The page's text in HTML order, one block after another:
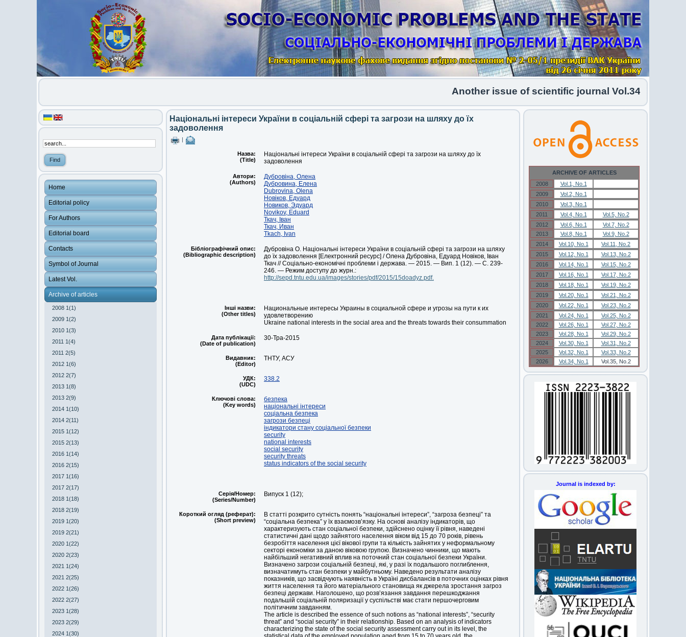
Another issue of scientific journal Vol.34 No.1 2026
Home
Editorial policy
For Authors
Editorial board
Contacts
Symbol of Journal
Latest Vol.
Archive of articles
2008 1(1)
2009 1(2)
2010 1(3)
2011 1(4)
2011 2(5)
2012 1(6)
2012 2(7)
2013 1(8)
2013 2(9)
2014 1(10)
2014 2(11)
2015 1(12)
2015 2(13)
2016 1(14)
2016 2(15)
2017 1(16)
2017 2(17)
2018 1(18)
2018 2(19)
2019 1(20)
2019 2(21)
2020 1(22)
2020 2(23)
2021 1(24)
2021 2(25)
2022 1(26)
2022 2(27)
2023 1(28)
2023 2(29)
2024 1(30)
Національні інтереси України в соціальній сфері та загрози на шляху до їх
задоволення
Назва:
(Title)
Національні інтереси України в соціальній сфері та загрози на шляху до їх
задоволення
Автори:
(Authors)
Дубровіна, Олена
Дубровина, Елена
Dubrovina, Olena
Новіков, Едуард
Новиков, Эдуард
Novikov, Eduard
Ткач, Іван
Ткач, Иван
Tkach, Ivan
Бібліографічний опис:
(Bibliographic description)
Дубровіна О. Національні інтереси України в соціальній сфері та загрози на шляху
до їх задоволення [Електронний ресурс] / Олена Дубровіна, Едуард Новіков, Іван
Ткач // Соціально-економічні проблеми і держава. — 2015. — Вип. 1 (12). — С. 239-
246. — Режим доступу до журн.:
http://sepd.tntu.edu.ua/images/stories/pdf/2015/15doadyz.pdf.
Інші назви:
(Other titles)
Национальные интересы Украины в социальной сфере и угрозы на пути к их
удовлетворению
Ukraine national interests in the social area and the threats towards their consummation
Дата публікації:
(Date of publication)
30-Тра-2015
Видавник:
(Editor)
ТНТУ, АСУ
УДК:
(UDC)
338.2
Ключові слова:
(Key words)
безпека
національні інтереси
соціальна безпека
загрози безпеці
індикатори стану соціальної безпеки
security
national interests
social security
security threats
status indicators of the social security
Серія/Номер:
(Series/Number)
Випуск 1 (12);
Короткий огляд (реферат):
(Short preview)
В статті розкрито сутність понять “національні інтереси”, “загроза безпеці” та
“соціальна безпека” у їх взаємозв’язку. На основі аналізу індикаторів, що
характеризують стан соціальної безпеки, здійснено оцінку її рівня, наведені
статистичні дані щодо зайнятого населення віком від 15 до 70 років, рівень
безробіття населення цієї вікової групи та кількість зайнятих у неформальному
секторі економіки за даною віковою групою. Визначено чинники, що мають
найбільший негативний вплив на поточний стан соціальної безпеки України.
Визначено загрози соціальній безпеці, які, у разі їх подальшого поглиблення,
визначатимуть стан безпеки у майбутньому. Наведено результати аналізу
показників, що засвідчують наявність в Україні дисбалансів в поточних оцінках рівня
життя населення та його матеріального становища як джерела зростання загроз
безпеці держави. Наголошено, що розв’язання завдання перешкоджання
подальшій соціальній поляризації у суспільстві має стати першочерговим
політичним завданням.
The article is described the essence of such notions as “national interests”, “security
threat” and “social security” in their relationship. Based on an analysis of indicators
characterizing the state of the social security assessment carry out in its level, the
ARCHIVE OF ARTICLES
2008
Vol.1, No.1
2009
Vol.2, No.1
2010
Vol.3, No.1
2011
Vol.4, No.1
Vol.5, No.2
2012
Vol.6, No.1
Vol.7, No.2
2013
Vol.8, No.1
Vol.9, No.2
2014
Vol.10, No.1
Vol.11, No.2
2015
Vol.12, No.1
Vol.13, No.2
2016
Vol.14, No.1
Vol.15, No.2
2017
Vol.16, No.1
Vol.17, No.2
2018
Vol.18, No.1
Vol.19, No.2
2019
Vol.20, No.1
Vol.21, No.2
2020
Vol.22, No.1
Vol.23, No.2
2021
Vol.24, No.1
Vol.25, No.2
2022
Vol.26, No.1
Vol.27, No.2
2023
Vol.28, No.1
Vol.29, No.2
2024
Vol.30, No.1
Vol.31, No.2
2025
Vol.32, No.1
Vol.33, No.2
2026
Vol.34, No.1 Vol.35, No.2
Journal is indexed by: